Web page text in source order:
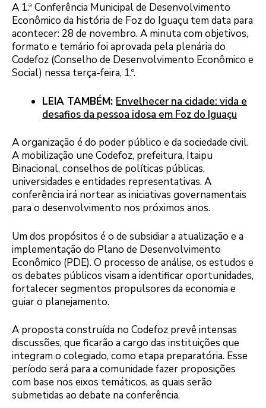
A 1.ª Conferência Municipal de Desenvolvimento
Econômico da história de Foz do Iguaçu tem data para
acontecer: 28 de novembro. A minuta com objetivos,
formato e temário foi aprovada pela plenária do
Codefoz (Conselho de Desenvolvimento Econômico e
Social) nessa terça-feira, 1.º.
LEIA TAMBÉM: Envelhecer na cidade: vida e
desafios da pessoa idosa em Foz do Iguaçu
A organização é do poder público e da sociedade civil.
A mobilização une Codefoz, prefeitura, Itaipu
Binacional, conselhos de políticas públicas,
universidades e entidades representativas. A
conferência irá nortear as iniciativas governamentais
para o desenvolvimento nos próximos anos.
Um dos propósitos é o de subsidiar a atualização e a
implementação do Plano de Desenvolvimento
Econômico (PDE). O processo de análise, os estudos e
os debates públicos visam a identificar oportunidades,
fortalecer segmentos propulsores da economia e
guiar o planejamento.
A proposta construída no Codefoz prevê intensas
discussões, que ficarão a cargo das instituições que
integram o colegiado, como etapa preparatória. Esse
período será para a comunidade fazer proposições
com base nos eixos temáticos, as quais serão
submetidas ao debate na conferência.